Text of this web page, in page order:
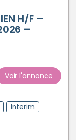
H/F –
–
Voir l'annonce
Interim